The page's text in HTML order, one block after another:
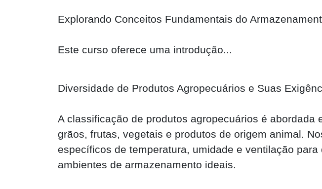
Explorando Conceitos Fundamentais do
Este curso oferece uma introdução...
Diversidade de Produtos Agropecuários e Suas
A classificação de produtos agropecuários é
grãos, frutas, vegetais e produtos de origem animal.
específicos de temperatura, umidade e ventilação
ambientes de armazenamento ideais.